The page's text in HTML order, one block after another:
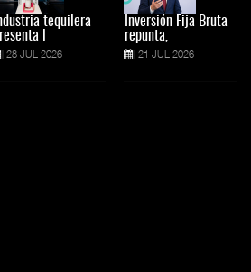
tequilera
l
28 JUL 2026
Inversión Fija Bruta
repunta,
21 JUL 2026